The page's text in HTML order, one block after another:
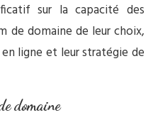
sur la capacité des
de domaine de leur choix,
ligne et leur stratégie de
domaine